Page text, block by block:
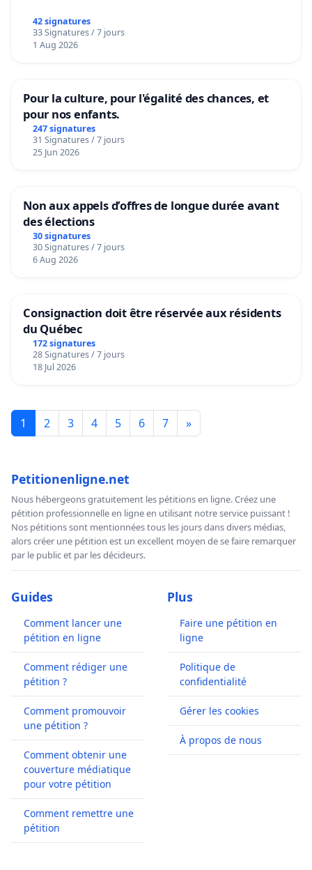
42 signatures
33 Signatures / 7 jours
1 Aug 2026
Pour la culture, pour l'égalité des chances, et
pour nos enfants.
247 signatures
31 Signatures / 7 jours
25 Jun 2026
Non aux appels d’offres de longue durée avant
des élections
30 signatures
30 Signatures / 7 jours
6 Aug 2026
Consignaction doit être réservée aux résidents
du Québec
172 signatures
28 Signatures / 7 jours
18 Jul 2026
1 2 3 4 5 6 7 »
Petitionenligne.net
Nous hébergeons gratuitement les pétitions en ligne. Créez une
pétition professionnelle en ligne en utilisant notre service puissant !
Nos pétitions sont mentionnées tous les jours dans divers médias,
alors créer une pétition est un excellent moyen de se faire remarquer
par le public et par les décideurs.
Guides
Comment lancer une
pétition en ligne
Comment rédiger une
pétition ?
Comment promouvoir
une pétition ?
Comment obtenir une
couverture médiatique
pour votre pétition
Comment remettre une
pétition
Plus
Faire une pétition en
ligne
Politique de
confidentialité
Gérer les cookies
À propos de nous